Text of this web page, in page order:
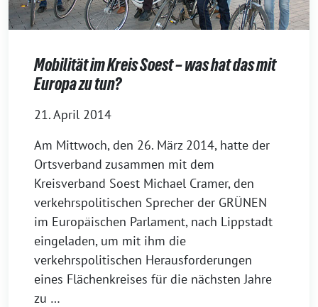
Mobilität im Kreis Soest – was hat das mit
Europa zu tun?
21. April 2014
Am Mittwoch, den 26. März 2014, hatte der
Ortsverband zusammen mit dem
Kreisverband Soest Michael Cramer, den
verkehrspolitischen Sprecher der GRÜNEN
im Europäischen Parlament, nach Lippstadt
eingeladen, um mit ihm die
verkehrspolitischen Herausforderungen
eines Flächenkreises für die nächsten Jahre
zu …